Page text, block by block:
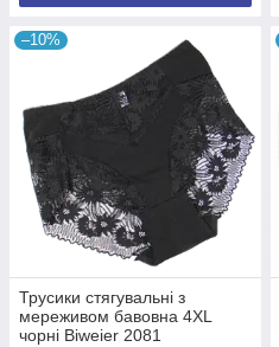
–10%
Трусики стягувальні з
мереживом бавовна 4XL
чорні Biweier 2081